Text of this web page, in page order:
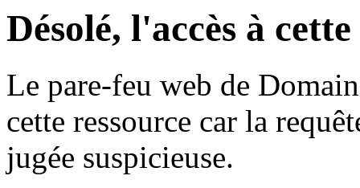
Désolé, l'accès à
Le pare-feu web de
cette ressource car la
jugée suspicieuse.